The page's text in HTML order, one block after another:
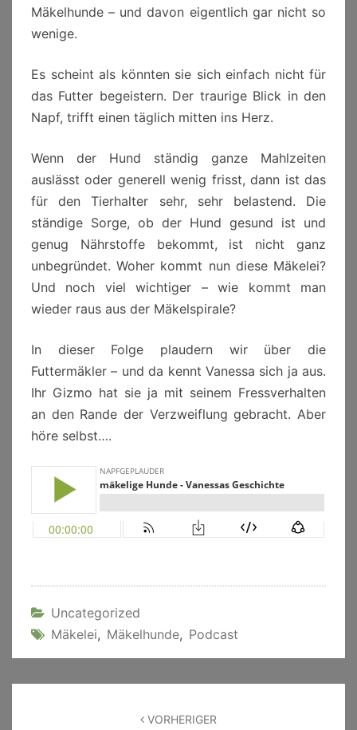
Mäkelhunde – und davon eigentlich gar nicht so
wenige.
Es scheint als könnten sie sich einfach nicht für
das Futter begeistern. Der traurige Blick in den
Napf, trifft einen täglich mitten ins Herz.
Wenn der Hund ständig ganze Mahlzeiten
auslässt oder generell wenig frisst, dann ist das
für den Tierhalter sehr, sehr belastend. Die
ständige Sorge, ob der Hund gesund ist und
genug Nährstoffe bekommt, ist nicht ganz
unbegründet. Woher kommt nun diese Mäkelei?
Und noch viel wichtiger – wie kommt man
wieder raus aus der Mäkelspirale?
In dieser Folge plaudern wir über die
Futtermäkler – und da kennt Vanessa sich ja aus.
Ihr Gizmo hat sie ja mit seinem Fressverhalten
an den Rande der Verzweiflung gebracht. Aber
höre selbst….
Uncategorized
Mäkelei, Mäkelhunde, Podcast
VORHERIGER